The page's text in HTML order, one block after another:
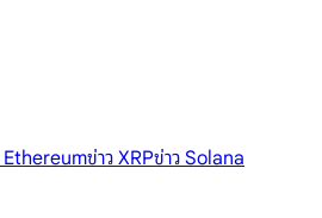
Ethereumข่าว XRPข่าว Solana